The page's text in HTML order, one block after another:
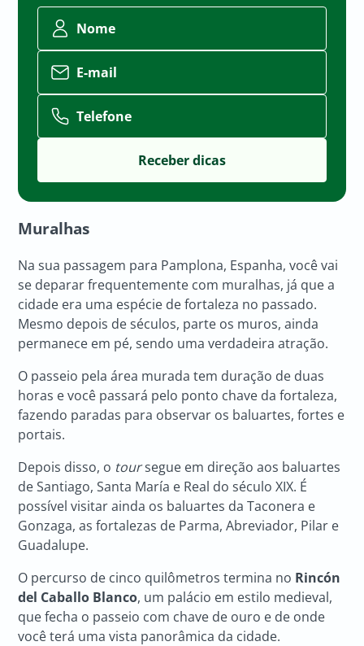
Nome
E-mail
Telefone
Muralhas
Na sua passagem para Pamplona, Espanha, você vai
se deparar frequentemente com muralhas, já que a
cidade era uma espécie de fortaleza no passado.
Mesmo depois de séculos, parte os muros, ainda
permanece em pé, sendo uma verdadeira atração.
O passeio pela área murada tem duração de duas
horas e você passará pelo ponto chave da fortaleza,
fazendo paradas para observar os baluartes, fortes e
portais.
Depois disso, o toursegue em direção aos baluartes
de Santiago, Santa María e Real do século XIX. É
possível visitar ainda os baluartes da Taconera e
Gonzaga, as fortalezas de Parma, Abreviador, Pilar e
Guadalupe.
O percurso de cinco quilômetros termina no Rincón
del Caballo Blanco, um palácio em estilo medieval,
que fecha o passeio com chave de ouro e de onde
você terá uma vista panorâmica da cidade.